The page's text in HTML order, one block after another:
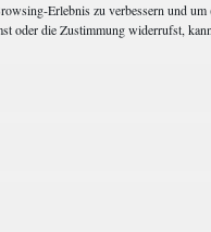
Erlebnis zu verbessern und um
oder die Zustimmung widerrufst,